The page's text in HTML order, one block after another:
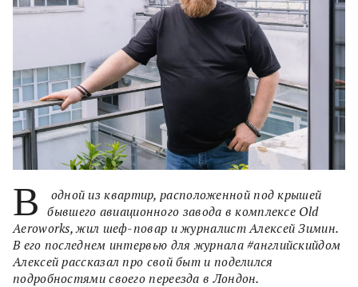
В
одной из квартир, расположенной под крышей
бывшего авиационного завода в комплексе Old
Aeroworks, жил шеф-повар и журналист Алексей Зимин.
В его последнем интервью для журнала #английскийдом
Алексей рассказал про свой быт и поделился
подробностями своего переезда в Лондон.